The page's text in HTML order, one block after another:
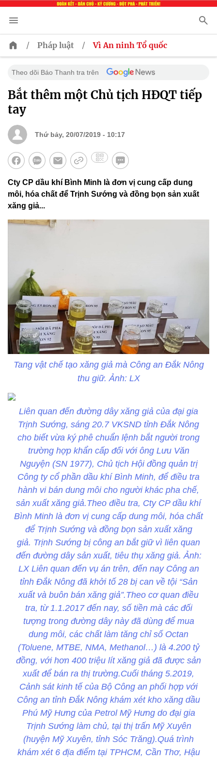
/ Pháp luật / Vì An ninh Tổ quốc
Theo dõi Báo Thanh tra trên
Bắt thêm một Chủ tịch HĐQT tiếp
tay
Thứ bảy, 20/07/2019 - 10:17
Cty CP dầu khí Bình Minh là đơn vị cung cấp dung
môi, hóa chất để Trịnh Sướng và đồng bọn sản xuất
xăng giả...
Tang vật chế tạo xăng giả mà Công an Đắk Nông
thu giữ. Ảnh: LX
Liên quan đến đường dây xăng giả của đại gia
Trịnh Sướng, sáng 20.7 VKSND tỉnh Đắk Nông
cho biết vừa ký phê chuẩn lệnh bắt người trong
trường hợp khẩn cấp đối với ông Lưu Văn
Nguyện (SN 1977), Chủ tịch Hội đồng quản trị
Công ty cổ phần dầu khí Bình Minh, để điều tra
hành vi bán dung môi cho người khác pha chế,
sản xuất xăng giả.Theo điều tra, Cty CP dầu khí
Bình Minh là đơn vị cung cấp dung môi, hóa chất
để Trịnh Sướng và đồng bọn sản xuất xăng
giả. Trịnh Sướng bị công an bắt giữ vì liên quan
đến đường dây sản xuất, tiêu thụ xăng giả. Ảnh:
LX Liên quan đến vụ án trên, đến nay Công an
tỉnh Đắk Nông đã khởi tố 28 bị can về tội “Sản
xuất và buôn bán xăng giả”.Theo cơ quan điều
tra, từ 1.1.2017 đến nay, số tiền mà các đối
tượng trong đường dây này đã dùng để mua
dung môi, các chất làm tăng chỉ số Octan
(Toluene, MTBE, NMA, Methanol…) là 4.200 tỷ
đồng, với hơn 400 triệu lít xăng giả đã được sản
xuất để bán ra thị trường.Cuối tháng 5.2019,
Cảnh sát kinh tế của Bộ Công an phối hợp với
Công an tỉnh Đắk Nông khám xét kho xăng dầu
Phú Mỹ Hưng của Petrol Mỹ Hưng do đại gia
Trịnh Sướng làm chủ, tại thị trấn Mỹ Xuyên
(huyện Mỹ Xuyên, tỉnh Sóc Trăng).Quá trình
khám xét 6 địa điểm tại TPHCM, Cần Thơ, Hậu